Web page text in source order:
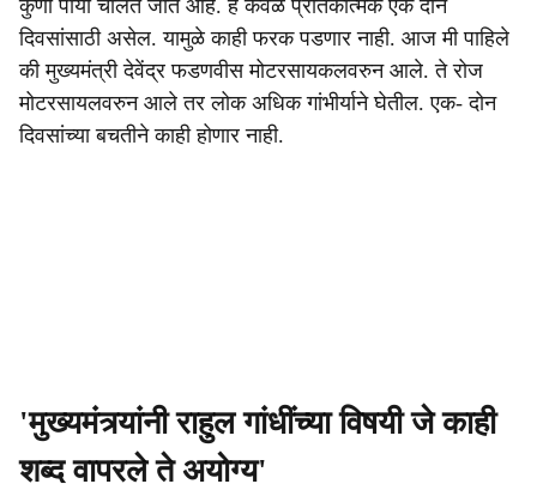
कुणी पायी चालत जात आहे. हे केवळ प्रतिकात्मक एक दोन
दिवसांसाठी असेल. यामुळे काही फरक पडणार नाही. आज मी पाहिले
की मुख्यमंत्री देवेंद्र फडणवीस मोटरसायकलवरुन आले. ते रोज
मोटरसायलवरुन आले तर लोक अधिक गांभीर्याने घेतील. एक- दोन
दिवसांच्या बचतीने काही होणार नाही.
'मुख्यमंत्र्यांनी राहुल गांधींच्या विषयी जे काही
शब्द वापरले ते अयोग्य'